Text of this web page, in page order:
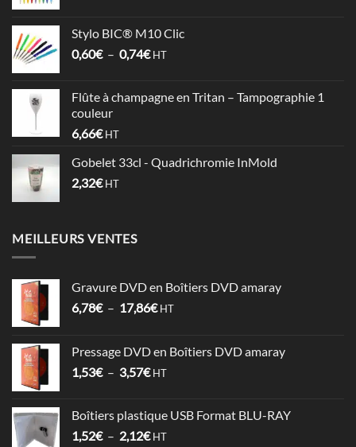
0,64€
à
Stylo BIC® M10 Clic
0,60€ – 0,74€Plage
0,60€
HT
Flûte à champagne en Tritan – Tampographie 1
couleur
6,66€ HT
Gobelet 33cl - Quadrichromie InMold
2,32€ HT
MEILLEURS VENTES
Gravure DVD en Boîtiers DVD amaray
6,78€ – 17,86€Plage
6,78€
à
HT
Pressage DVD en Boîtiers DVD amaray
1,53€ – 3,57€Plage
1,53€
à
HT
Boîtiers plastique USB Format BLU-RAY
1,52€ – 2,12€Plage
HT